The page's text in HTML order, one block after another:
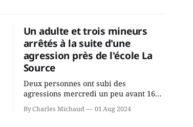
Un adulte et trois mineurs
arrêtés à la suite d'une
agression près de l'école La
Source
Deux personnes ont subi des
agressions mercredi un peu avant 16h
Source dans le secteur Bellefeuille de
By Charles Michaud 01 Aug 2024